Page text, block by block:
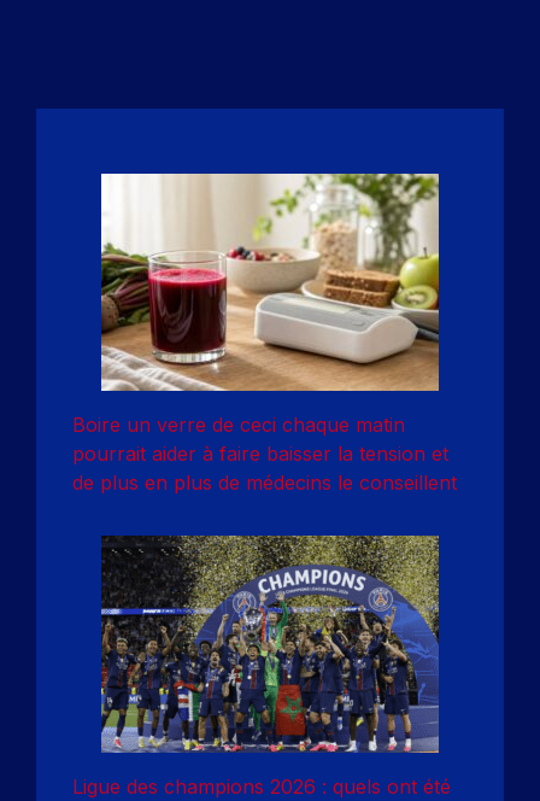
Boire un verre de ceci chaque matin
pourrait aider à faire baisser la tension et
de plus en plus de médecins le conseillent
Ligue des champions 2026 : quels ont été